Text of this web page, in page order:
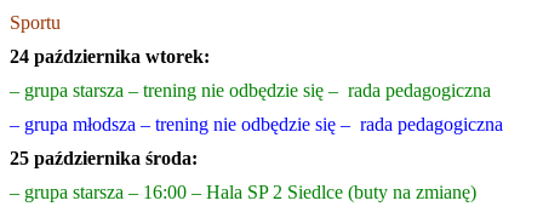
Sportu
24 października wtorek:
– grupa starsza – trening nie odbędzie się – rada pedagogiczna
– grupa młodsza – trening nie odbędzie się – rada pedagogiczna
25 października środa:
– grupa starsza – 16:00 – Hala SP 2 Siedlce (buty na zmianę)